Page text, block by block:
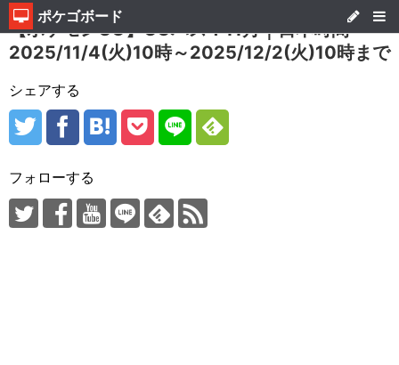
ポケゴボード
【ポケモンGO】GOパス：11月｜日本時間
2025/11/4(火)10時～2025/12/2(火)10時まで
シェアする
フォローする